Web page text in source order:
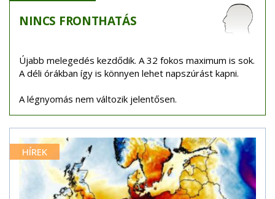
NINCS FRONTHATÁS
Újabb melegedés kezdődik. A 32 fokos maximum is sok.
A déli órákban így is könnyen lehet napszúrást kapni.
A légnyomás nem változik jelentősen.
HÍREK